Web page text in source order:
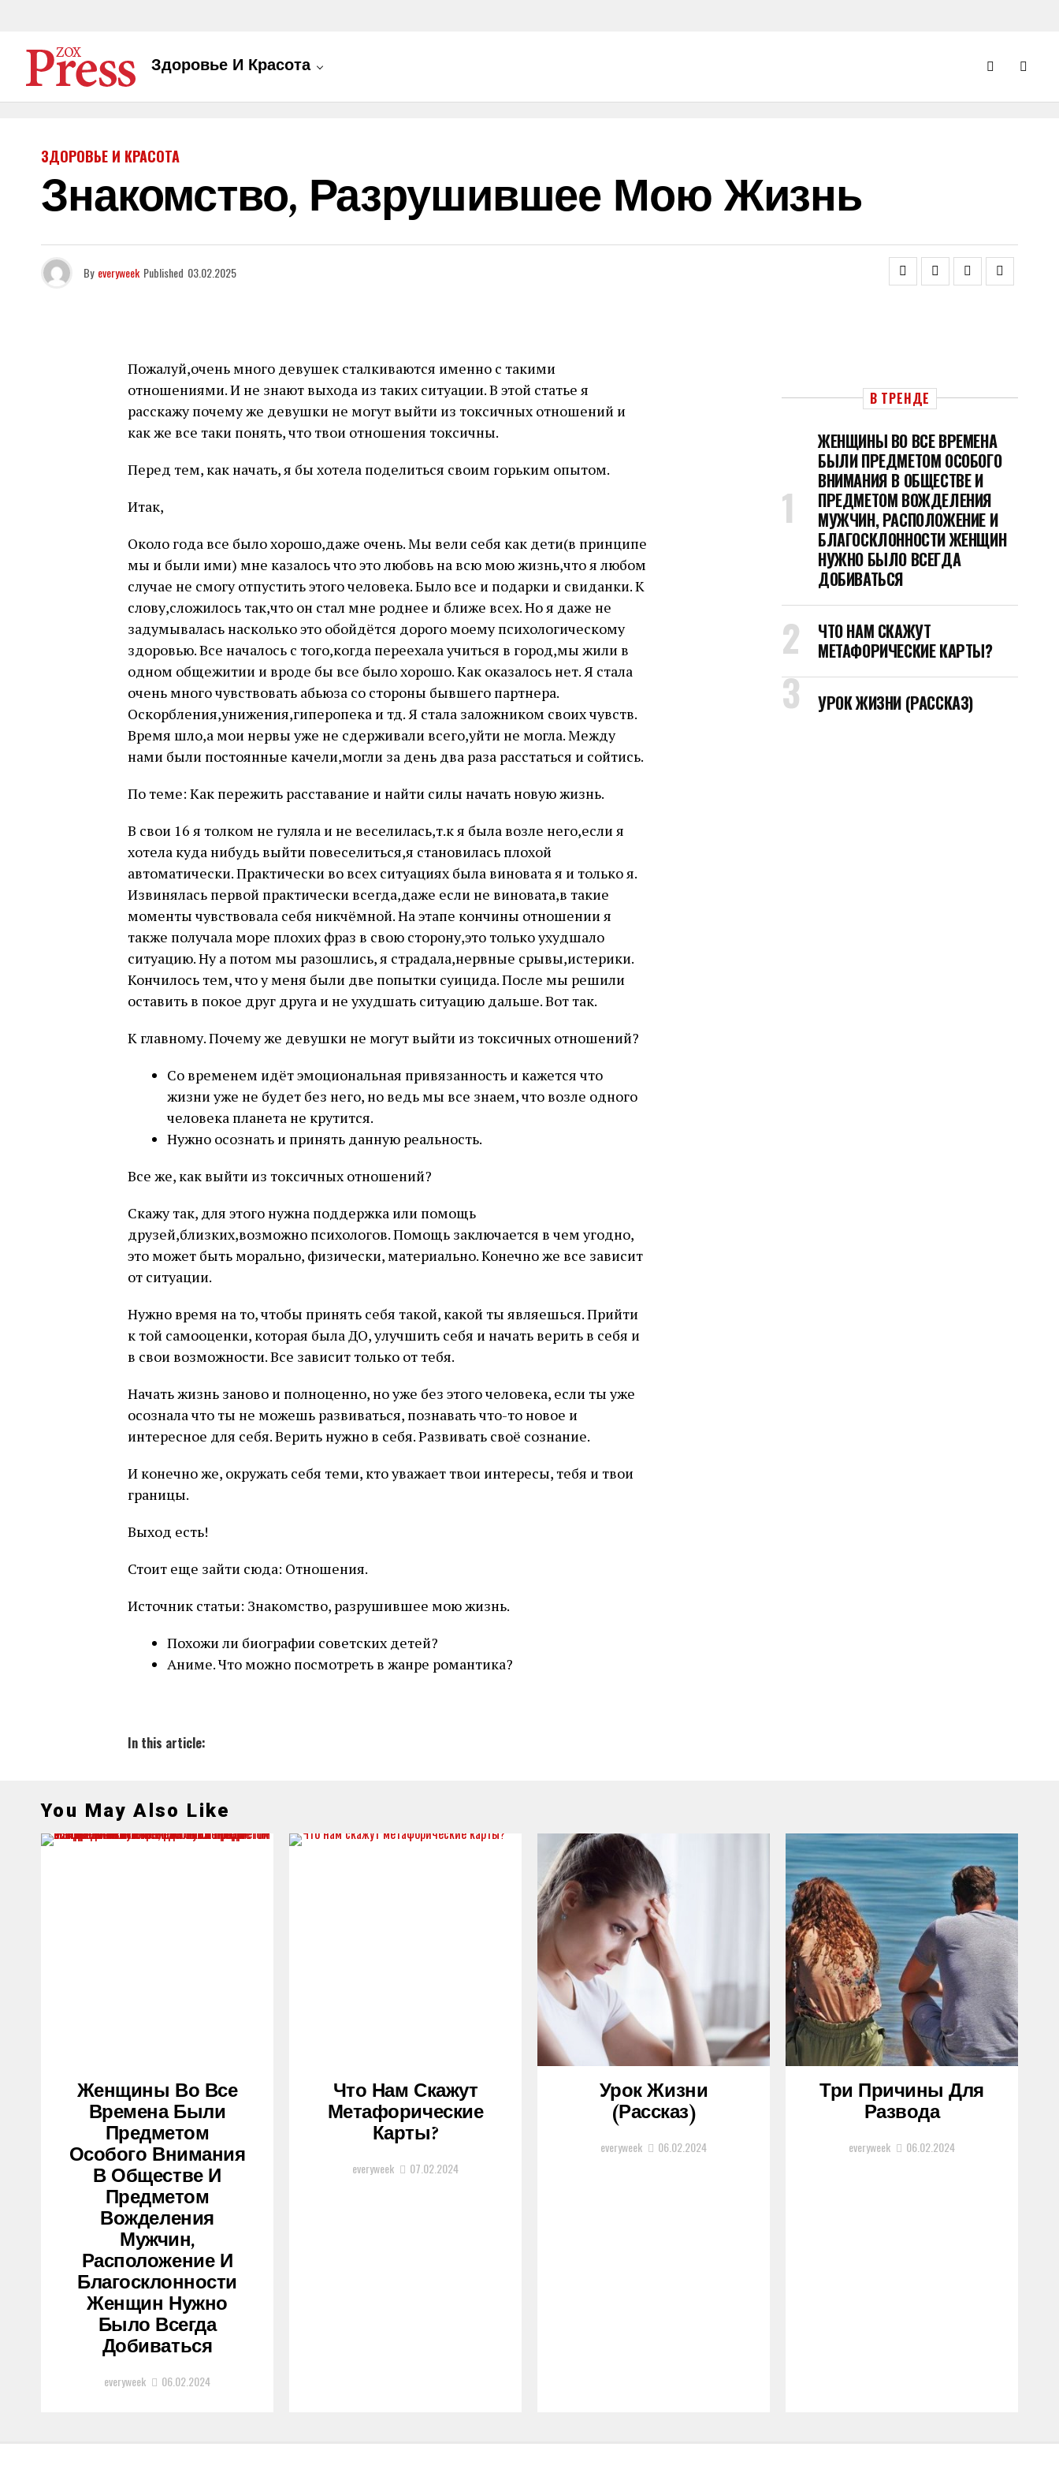
Здоровье И Красота
ЗДОРОВЬЕ И КРАСОТА
Знакомство, Разрушившее Мою Жизнь
By everyweek Published 03.02.2025
Пожалуй,очень много девушек сталкиваются именно с такими
отношениями. И не знают выхода из таких ситуации. В этой статье я
расскажу почему же девушки не могут выйти из токсичных отношений и
как же все таки понять, что твои отношения токсичны.
Перед тем, как начать, я бы хотела поделиться своим горьким опытом.
Итак,
Около года все было хорошо,даже очень. Мы вели себя как дети(в принципе
мы и были ими) мне казалось что это любовь на всю мою жизнь,что я любом
случае не смогу отпустить этого человека. Было все и подарки и свиданки. К
слову,сложилось так,что он стал мне роднее и ближе всех. Но я даже не
задумывалась насколько это обойдётся дорого моему психологическому
здоровью. Все началось с того,когда переехала учиться в город,мы жили в
одном общежитии и вроде бы все было хорошо. Как оказалось нет. Я стала
очень много чувствовать абьюза со стороны бывшего партнера.
Оскорбления,унижения,гиперопека и тд. Я стала заложником своих чувств.
Время шло,а мои нервы уже не сдерживали всего,уйти не могла. Между
нами были постоянные качели,могли за день два раза расстаться и сойтись.
По теме: Как пережить расставание и найти силы начать новую жизнь.
В свои 16 я толком не гуляла и не веселилась,т.к я была возле него,если я
хотела куда нибудь выйти повеселиться,я становилась плохой
автоматически. Практически во всех ситуациях была виновата я и только я.
Извинялась первой практически всегда,даже если не виновата,в такие
моменты чувствовала себя никчёмной. На этапе кончины отношении я
также получала море плохих фраз в свою сторону,это только ухудшало
ситуацию. Ну а потом мы разошлись, я страдала,нервные срывы,истерики.
Кончилось тем, что у меня были две попытки суицида. После мы решили
оставить в покое друг друга и не ухудшать ситуацию дальше. Вот так.
К главному. Почему же девушки не могут выйти из токсичных отношений?
Со временем идёт эмоциональная привязанность и кажется что
жизни уже не будет без него, но ведь мы все знаем, что возле одного
человека планета не крутится.
Нужно осознать и принять данную реальность.
Все же, как выйти из токсичных отношений?
Скажу так, для этого нужна поддержка или помощь
друзей,близких,возможно психологов. Помощь заключается в чем угодно,
это может быть морально, физически, материально. Конечно же все зависит
от ситуации.
Нужно время на то, чтобы принять себя такой, какой ты являешься. Прийти
к той самооценки, которая была ДО, улучшить себя и начать верить в себя и
в свои возможности. Все зависит только от тебя.
Начать жизнь заново и полноценно, но уже без этого человека, если ты уже
осознала что ты не можешь развиваться, познавать что-то новое и
интересное для себя. Верить нужно в себя. Развивать своё сознание.
И конечно же, окружать себя теми, кто уважает твои интересы, тебя и твои
границы.
Выход есть!
Стоит еще зайти сюда: Отношения.
Источник статьи: Знакомство, разрушившее мою жизнь.
Похожи ли биографии советских детей?
Аниме. Что можно посмотреть в жанре романтика?
In this article:
В ТРЕНДЕ
ЖЕНЩИНЫ ВО ВСЕ ВРЕМЕНА
БЫЛИ ПРЕДМЕТОМ ОСОБОГО
ВНИМАНИЯ В ОБЩЕСТВЕ И
ПРЕДМЕТОМ ВОЖДЕЛЕНИЯ
МУЖЧИН, РАСПОЛОЖЕНИЕ И
БЛАГОСКЛОННОСТИ ЖЕНЩИН
НУЖНО БЫЛО ВСЕГДА
ДОБИВАТЬСЯ
ЧТО НАМ СКАЖУТ
МЕТАФОРИЧЕСКИЕ КАРТЫ?
УРОК ЖИЗНИ (РАССКАЗ)
You May Also Like
Женщины Во Все
Времена Были
Предметом
Особого Внимания
В Обществе И
Предметом
Вожделения
Мужчин,
Расположение И
Благосклонности
Женщин Нужно
Было Всегда
Добиваться
everyweek 06.02.2024
Что Нам Скажут
Метафорические
Карты?
everyweek 07.02.2024
Урок Жизни
(рассказ)
everyweek 06.02.2024
Три Причины Для
Развода
everyweek 06.02.2024